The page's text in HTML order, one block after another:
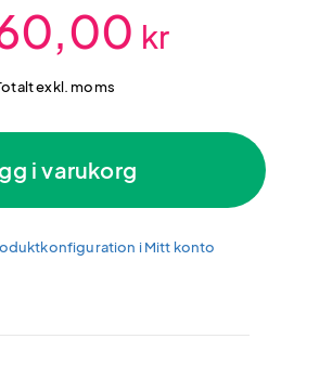
kr
exkl. moms
i varukorg
i Mitt konto